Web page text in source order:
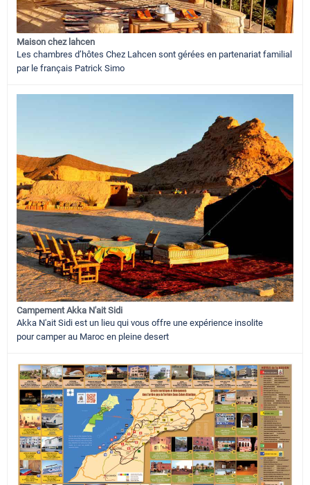
Maison chez lahcen
Les chambres d’hôtes Chez Lahcen sont gérées en partenariat familial
par le français Patrick Simo
Campement Akka N'ait Sidi
Akka N'ait Sidi est un lieu qui vous offre une expérience insolite
pour camper au Maroc en pleine desert